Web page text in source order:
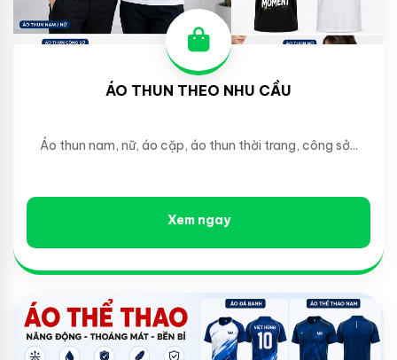
ÁO THUN THEO NHU CẦU
Áo thun nam, nữ, áo cặp, áo thun thời trang, công sở...
Xem ngay